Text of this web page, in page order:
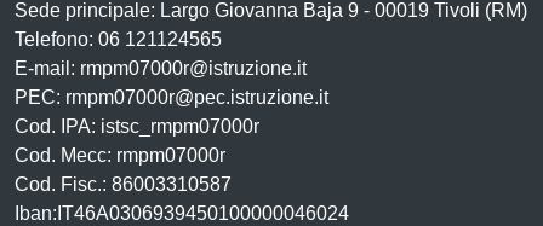
Sede principale: Largo Giovanna Baja 9 - 00019 Tivoli (RM)
Telefono: 06 121124565
E-mail: rmpm07000r@istruzione.it
PEC: rmpm07000r@pec.istruzione.it
Cod. IPA: istsc_rmpm07000r
Cod. Mecc: rmpm07000r
Cod. Fisc.: 86003310587
Iban:IT46A0306939450100000046024